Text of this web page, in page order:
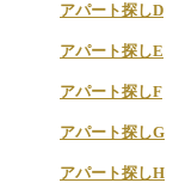
アパート探しD
アパート探しE
アパート探しF
アパート探しG
アパート探しH